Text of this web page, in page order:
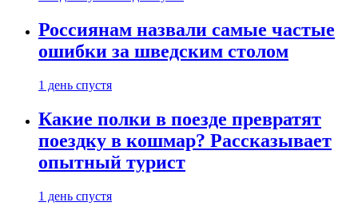
Россиянам назвали самые частые
ошибки за шведским столом
1 день спустя
Какие полки в поезде превратят
поездку в кошмар? Рассказывает
опытный турист
1 день спустя